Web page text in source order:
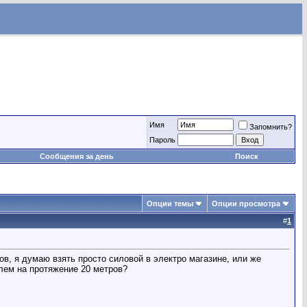
Имя
Запомнить?
Пароль
Сообщения за день
Поиск
Опции темы Опции просмотра
#1
я думаю взять просто силовой в электро магазине, или же
на протяжение 20 метров?